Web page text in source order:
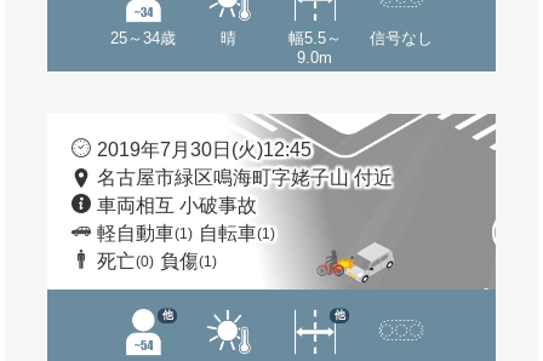
25～34歳 晴
幅5.5～
9.0m
信号なし
2019年7月30日(火)12:45
名古屋市緑区鳴海町字姥子山 付近
車両相互 小破事故
軽自動車(1) 自転車(1)
死亡(0) 負傷(1)
他 他